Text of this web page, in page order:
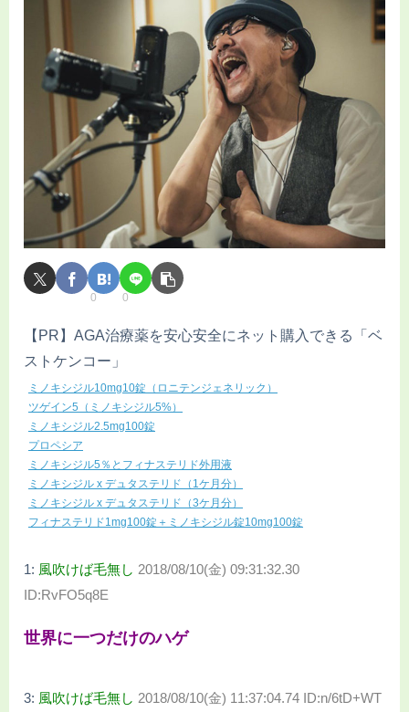
0 0
【PR】AGA治療薬を安心安全にネット購入できる「ベ
ストケンコー」
ミノキシジル10mg10錠（ロニテンジェネリック）
ツゲイン5（ミノキシジル5%）
ミノキシジル2.5mg100錠
プロペシア
ミノキシジル5％とフィナステリド外用液
ミノキシジル x デュタステリド（1ケ月分）
ミノキシジル x デュタステリド（3ケ月分）
フィナステリド1mg100錠＋ミノキシジル錠10mg100錠
1: 風吹けば毛無し 2018/08/10(金) 09:31:32.30
ID:RvFO5q8E
世界に一つだけのハゲ
3: 風吹けば毛無し 2018/08/10(金) 11:37:04.74 ID:n/6tD+WT